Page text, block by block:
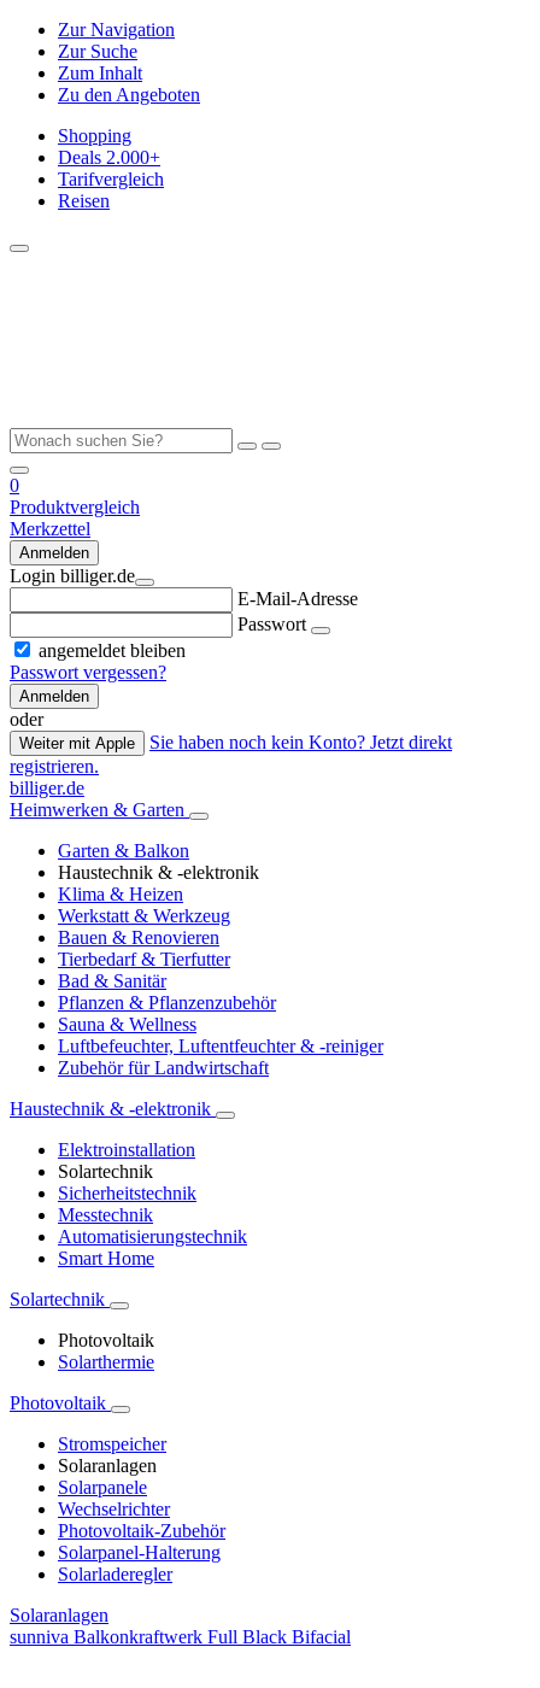
Zur Navigation
Zur Suche
Zum Inhalt
Zu den Angeboten
Shopping
Deals 2.000+
Tarifvergleich
Reisen
0
Produktvergleich
Merkzettel
Anmelden
Login billiger.de
E-Mail-Adresse
Passwort
angemeldet bleiben
Passwort vergessen?
Anmelden
oder
Weiter mit Apple
Sie haben noch kein Konto? Jetzt direkt
registrieren.
billiger.de
Heimwerken & Garten
Garten & Balkon
Haustechnik & -elektronik
Klima & Heizen
Werkstatt & Werkzeug
Bauen & Renovieren
Tierbedarf & Tierfutter
Bad & Sanitär
Pflanzen & Pflanzenzubehör
Sauna & Wellness
Luftbefeuchter, Luftentfeuchter & -reiniger
Zubehör für Landwirtschaft
Haustechnik & -elektronik
Elektroinstallation
Solartechnik
Sicherheitstechnik
Messtechnik
Automatisierungstechnik
Smart Home
Solartechnik
Photovoltaik
Solarthermie
Photovoltaik
Stromspeicher
Solaranlagen
Solarpanele
Wechselrichter
Photovoltaik-Zubehör
Solarpanel-Halterung
Solarladeregler
Solaranlagen
sunniva Balkonkraftwerk Full Black Bifacial